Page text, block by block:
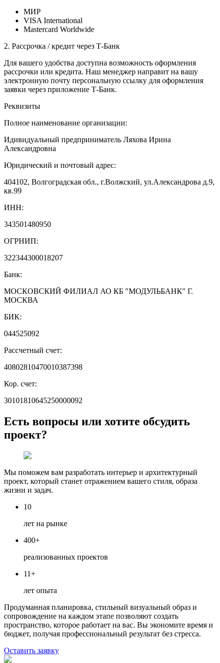
МИР
VISA International
Mastercard Worldwide
2. Рассрочка / кредит через Т-Банк
Для вашего удобства доступна возможность оформления
рассрочки или кредита. Наш менеджер направит на вашу
электронную почту персональную ссылку для оформления
заявки через приложение Т-Банк.
Реквизиты
Полное наименование организации:
Идивидуальный предприниматель Ляхова Ирина
Александровна
Юридический и почтовый адрес:
404102, Волгоградская обл., г.Волжский, ул.Александрова д.9,
кв.99
ИНН:
343501480950
ОГРНИП:
322344300018207
Банк:
МОСКОВСКИЙ ФИЛИАЛ АО КБ "МОДУЛЬБАНК" Г.
МОСКВА
БИК:
044525092
Рассчетный счет:
40802810470010387398
Кор. счет:
30101810645250000092
Есть вопросы или хотите обсудить
проект?
Мы поможем вам разработать интерьер и архитектурный
проект, который станет отражением вашего стиля, образа
жизни и задач.
10
лет на рынке
400+
реализованных проектов
11+
лет опыта
Продуманная планировка, стильный визуальный образ и
сопровождение на каждом этапе позволяют создать
пространство, которое работает на вас. Вы экономите время и
бюджет, получая профессиональный результат без стресса.
Оставить заявку